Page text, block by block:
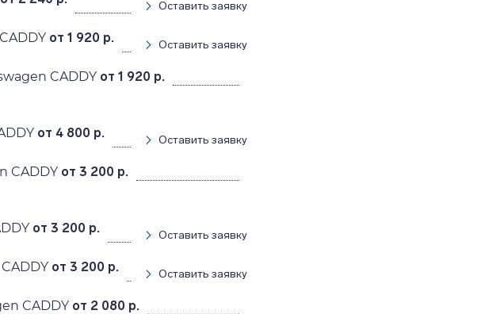
Оставить заявку
от 1 920 р. Оставить заявку
CADDY от 1 920 р.
от 4 800 р. Оставить заявку
CADDY от 3 200 р.
от 3 200 р. Оставить заявку
от 3 200 р. Оставить заявку
CADDY от 2 080 р.